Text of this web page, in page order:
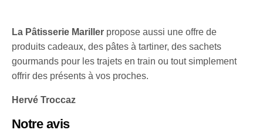
La Pâtisserie Mariller propose aussi une offre de
produits cadeaux, des pâtes à tartiner, des sachets
gourmands pour les trajets en train ou tout simplement
offrir des présents à vos proches.
Hervé Troccaz
Notre avis